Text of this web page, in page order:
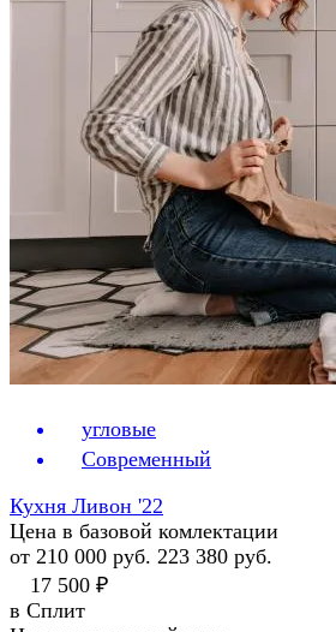
угловые
Современный
Кухня Ливон '22
Цена в базовой комлектации
от 210 000 руб. 223 380 руб.
17 500 ₽
в Сплит